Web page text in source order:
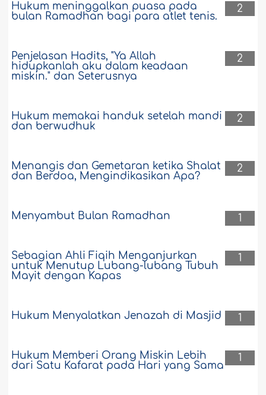
2
Hukum meninggalkan puasa pada
bulan Ramadhan bagi para atlet tenis.
2
Penjelasan Hadits, "Ya Allah
hidupkanlah aku dalam keadaan
miskin." dan Seterusnya
2
Hukum memakai handuk setelah mandi
dan berwudhuk
2
Menangis dan Gemetaran ketika Shalat
dan Berdoa, Mengindikasikan Apa?
1
Menyambut Bulan Ramadhan
1
Sebagian Ahli Fiqih Menganjurkan
untuk Menutup Lubang-lubang Tubuh
Mayit dengan Kapas
1
Hukum Menyalatkan Jenazah di Masjid
1
Hukum Memberi Orang Miskin Lebih
dari Satu Kafarat pada Hari yang Sama